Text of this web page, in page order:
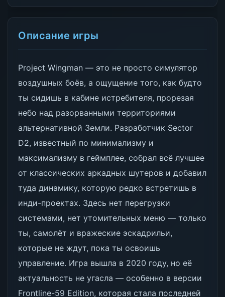
Описание игры
Project Wingman — это не просто симулятор
воздушных боёв, а ощущение того, как будто
ты сидишь в кабине истребителя, прорезая
небо над разорванными территориями
альтернативной Земли. Разработчик Sector
D2, известный по минимализму и
максимализму в геймплее, собрал всё лучшее
от классических аркадных шутеров и добавил
туда динамику, которую редко встретишь в
инди-проектах. Здесь нет перегрузки
системами, нет утомительных меню — только
ты, самолёт и вражеские эскадрильи,
которые не ждут, пока ты освоишь
управление. Игра вышла в 2020 году, но её
актуальность не угасла — особенно в версии
Frontline-59 Edition, которая стала последней